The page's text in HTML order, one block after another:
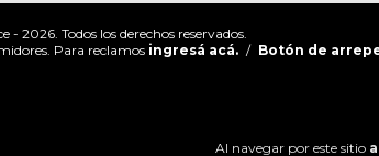
Al navegar por este sitio
2026. Todos los derechos reservados.
Para reclamos ingresá acá. / Botón de